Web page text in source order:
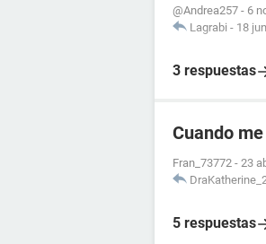
@Andrea257 - 6
Lagrabi - 18
3 respuestas
Cuando
Fran_73772 - 23
5 respuestas